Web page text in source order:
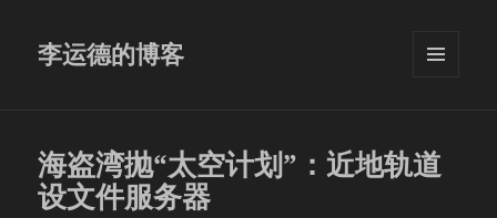
李运德的博客
海盗湾抛“太空计划”：近地轨道
设文件服务器